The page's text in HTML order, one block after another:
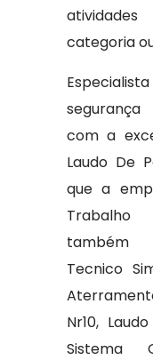
categoria
com a
Laudo De
que a
Trabalho
também
Tecnico
Nr10,
Sistema